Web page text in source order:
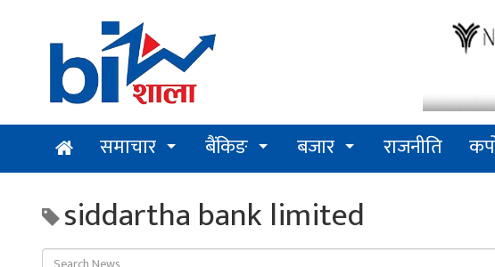
समाचार बैंकिङ बजार राजनीति
siddartha bank limited